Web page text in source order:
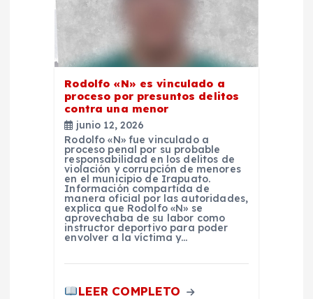
Rodolfo «N» es vinculado a
proceso por presuntos delitos
contra una menor
junio 12, 2026
Rodolfo «N» fue vinculado a
proceso penal por su probable
responsabilidad en los delitos de
violación y corrupción de menores
en el municipio de Irapuato.
Información compartida de
manera oficial por las autoridades,
explica que Rodolfo «N» se
aprovechaba de su labor como
instructor deportivo para poder
envolver a la víctima y…
LEER COMPLETO